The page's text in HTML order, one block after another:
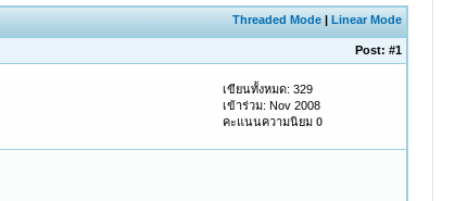
Threaded Mode |Linear Mode
Post:#1
เขียนทั้งหมด: 329
เข้าร่วม: Nov 2008
คะแนนความนิยม0